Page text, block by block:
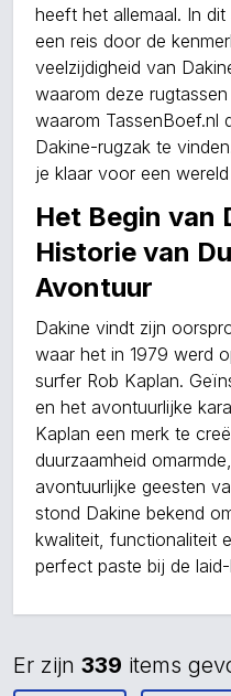
heeft het allemaal. In
een reis door de
veelzijdigheid van
waarom deze
waarom TassenBoef.nl
Dakine-rugzak te
je klaar voor een
Het Begin van
Historie van
Avontuur
Dakine vindt zijn
waar het in 1979 werd
surfer Rob Kaplan.
en het avontuurlijke
Kaplan een merk te
duurzaamheid
avontuurlijke geesten
stond Dakine bekend
kwaliteit, functionaliteit
perfect paste bij de
Er zijn 339 items